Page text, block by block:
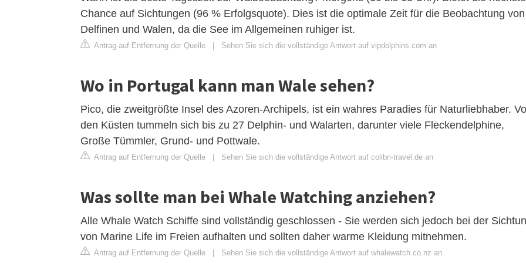
Chance auf Sichtungen (96 % Erfolgsquote). Dies ist die optimale Zeit für die Beobachtung von
Delfinen und Walen, da die See im Allgemeinen ruhiger ist.
Antrag auf Entfernung der Quelle | Sehen Sie sich die vollständige Antwort auf vipdolphins.com an
Wo in Portugal kann man Wale sehen?
Pico, die zweitgrößte Insel des Azoren-Archipels, ist ein wahres Paradies für Naturliebhaber.
den Küsten tummeln sich bis zu 27 Delphin- und Walarten, darunter viele Fleckendelphine,
Große Tümmler, Grund- und Pottwale.
Antrag auf Entfernung der Quelle | Sehen Sie sich die vollständige Antwort auf colibri-travel.de an
Was sollte man bei Whale Watching anziehen?
Alle Whale Watch Schiffe sind vollständig geschlossen - Sie werden sich jedoch bei der
von Marine Life im Freien aufhalten und sollten daher warme Kleidung mitnehmen.
Antrag auf Entfernung der Quelle | Sehen Sie sich die vollständige Antwort auf whalewatch.co.nz an